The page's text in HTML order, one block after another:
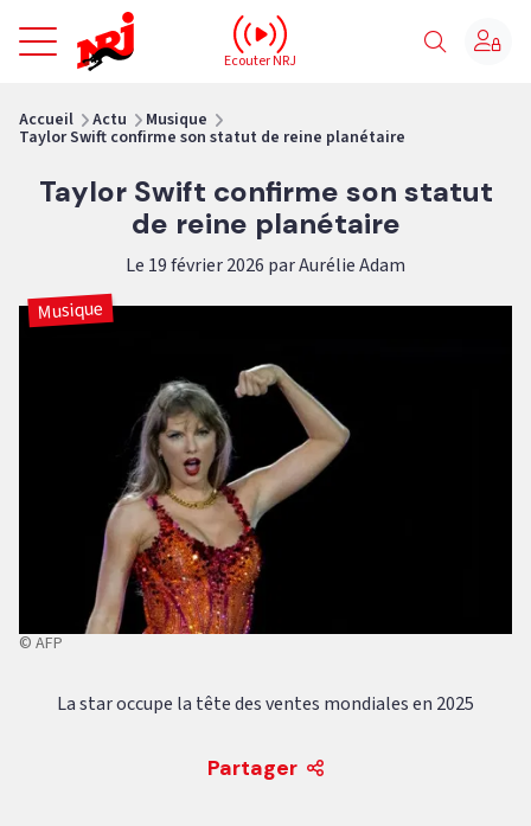
NRJ - Accueil
Ecouter NRJ
Accueil Actu Musique
Taylor Swift confirme son statut de reine planétaire
Taylor Swift confirme son statut
de reine planétaire
Le 19 février 2026 par Aurélie Adam
Musique
© AFP
La star occupe la tête des ventes mondiales en 2025
Partager